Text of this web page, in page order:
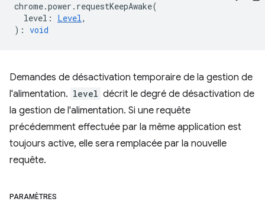
chrome.power . requestKeepAwake(
level : Level,
) : void
Demandes de désactivation temporaire de la gestion de
l'alimentation. level décrit le degré de désactivation de
la gestion de l'alimentation. Si une requête
précédemment effectuée par la même application est
toujours active, elle sera remplacée par la nouvelle
requête.
PARAMÈTRES